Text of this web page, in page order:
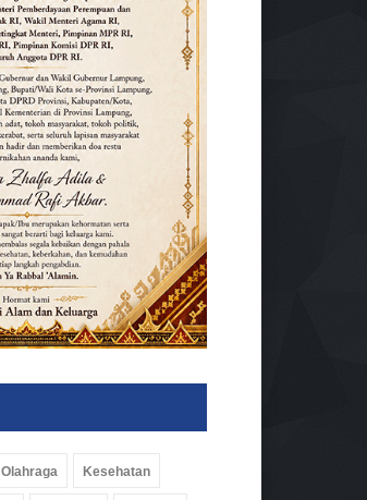
Olahraga Kesehatan